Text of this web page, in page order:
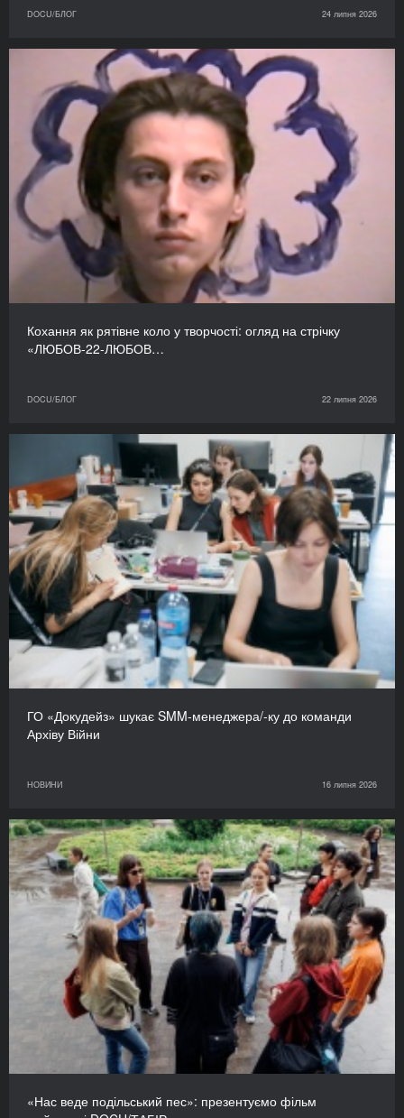
DOCU/БЛОГ 24 липня 2026
Кохання як рятівне коло у творчості: огляд на стрічку
«ЛЮБОВ-22-ЛЮБОВ…
DOCU/БЛОГ 22 липня 2026
ГО «Докудейз» шукає SMM-менеджера/-ку до команди
Архіву Війни
НОВИНИ 16 липня 2026
«Нас веде подільський пес»: презентуємо фільм